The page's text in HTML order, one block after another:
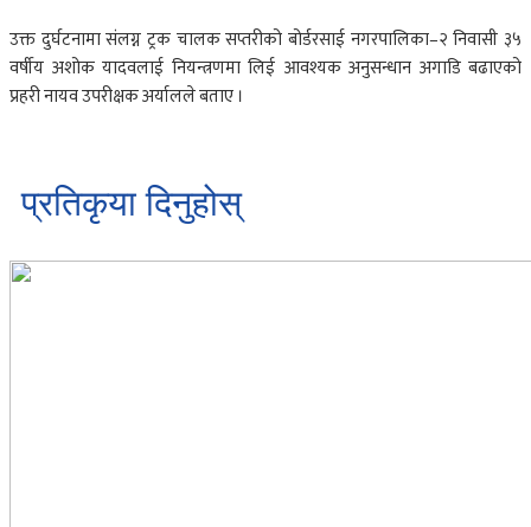
उक्त दुर्घटनामा संलग्न ट्रक चालक सप्तरीको बोर्डरसाई नगरपालिका–२ निवासी ३५
वर्षीय अशोक यादवलाई नियन्त्रणमा लिई आवश्यक अनुसन्धान अगाडि बढाएको
प्रहरी नायव उपरीक्षक अर्यालले बताए ।
प्रतिकृया दिनुहोस्